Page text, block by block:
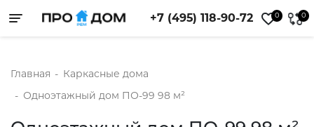
Toggle navigation +7 (495) 118-90-72 0 0
Главная - Каркасные дома
- Одноэтажный дом ПО-99 98 м²